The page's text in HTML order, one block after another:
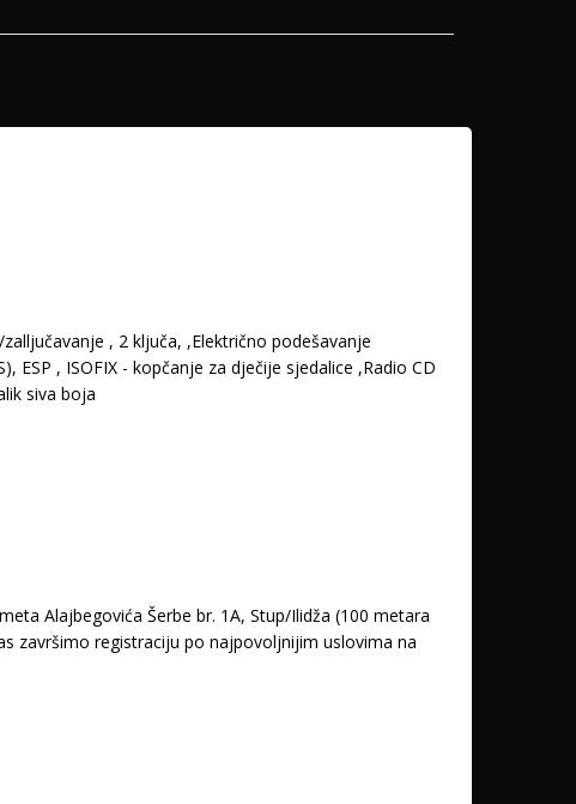
, 2 ključa, ,Električno podešavanje
, ISOFIX - kopčanje za dječije sjedalice ,Radio CD
siva boja
Alajbegovića Šerbe br. 1A, Stup/Ilidža (100 metara
završimo registraciju po najpovoljnijim uslovima na